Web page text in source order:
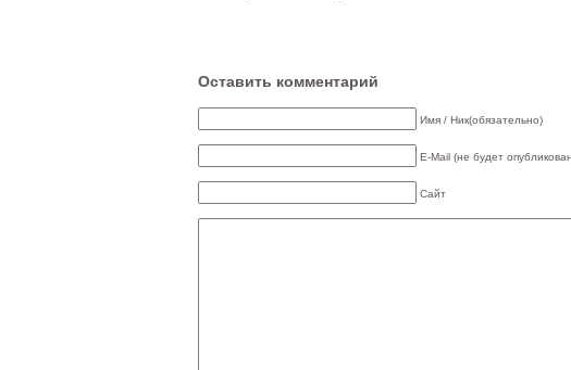
Оставить комментарий
Имя / Ник(обязательно)
E-Mail (не будет
Сайт